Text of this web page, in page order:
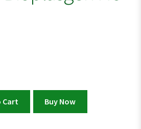
Cart Buy Now